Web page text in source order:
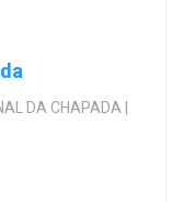
DA CHAPADA |